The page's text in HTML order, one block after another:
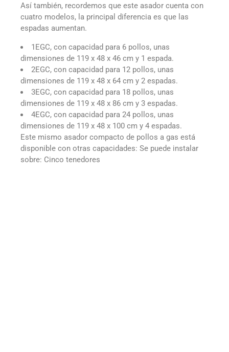
Así también, recordemos que este asador cuenta con
cuatro modelos, la principal diferencia es que las
espadas aumentan.
1EGC, con capacidad para 6 pollos, unas
dimensiones de 119 x 48 x 46 cm y 1 espada.
2EGC, con capacidad para 12 pollos, unas
dimensiones de 119 x 48 x 64 cm y 2 espadas.
3EGC, con capacidad para 18 pollos, unas
dimensiones de 119 x 48 x 86 cm y 3 espadas.
4EGC, con capacidad para 24 pollos, unas
dimensiones de 119 x 48 x 100 cm y 4 espadas.
Este mismo asador compacto de pollos a gas está
disponible con otras capacidades: Se puede instalar
sobre: Cinco tenedores